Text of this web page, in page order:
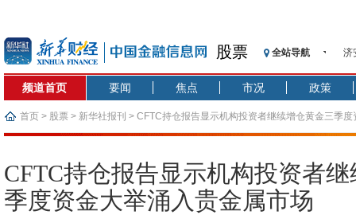
股票 全站导航
济
【
【
济
在
频道首页 要闻 焦点 市况 政策
首页 > 股票 > 新华社报刊 > CFTC持仓报告显示机构投资者继续增仓黄金三季
CFTC持仓报告显示机构投资者
季度资金大举涌入贵金属市场